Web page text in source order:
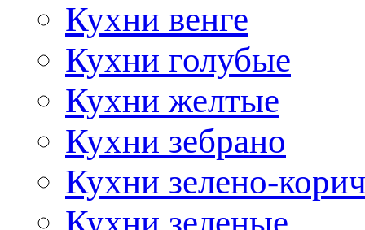
Кухни венге
Кухни голубые
Кухни желтые
Кухни зебрано
Кухни зелено-
Кухни зеленые